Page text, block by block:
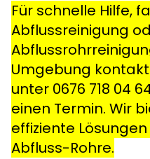
Für schnelle Hilfe,
Abflussreinigung
Umgebung
unter 0676 718 04
einen Termin. Wir
effiziente
Abfluss-Rohre.